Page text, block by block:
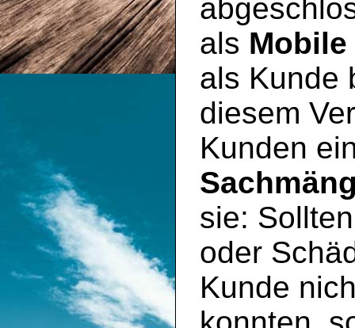
als
als Kunde
diesem
Kunden
sie:
oder
Kunde